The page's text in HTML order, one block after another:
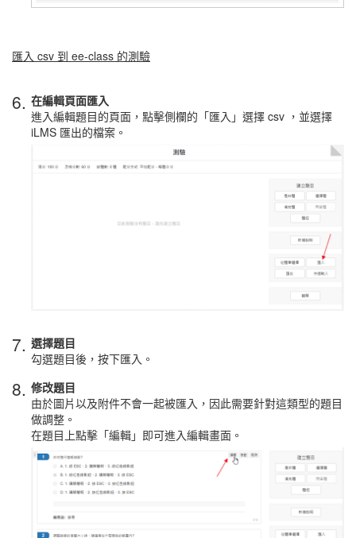
匯入 csv 到 ee-class 的測驗
6. 在編輯頁面匯入
進入編輯題目的頁面，點擊側欄的「匯入」選擇 csv ，並選擇
iLMS 匯出的檔案。
7. 選擇題目
勾選題目後，按下匯入。
8. 修改題目
由於圖片以及附件不會一起被匯入，因此需要針對這類型的題目
做調整。
在題目上點擊「編輯」即可進入編輯畫面。